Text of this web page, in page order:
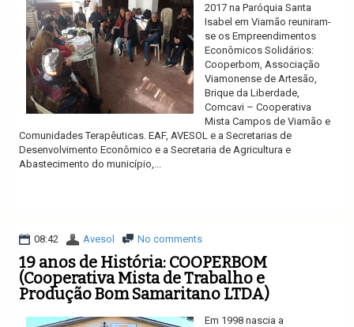
2017 na Paróquia Santa
Isabel em Viamão reuniram-
se os Empreendimentos
Econômicos Solidários:
Cooperbom, Associação
Viamonense de Artesão,
Brique da Liberdade,
Comcavi – Cooperativa
Mista Campos de Viamão e
Comunidades Terapêuticas. EAF, AVESOL e a Secretarias de
Desenvolvimento Econômico e a Secretaria de Agricultura e
Abastecimento do município,...
08:42 Avesol No comments
19 anos de História: COOPERBOM
(Cooperativa Mista de Trabalho e
Produção Bom Samaritano LTDA)
Em 1998 nascia a